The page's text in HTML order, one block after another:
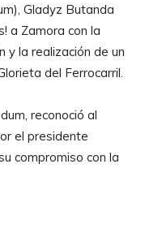
Gladyz Butanda
a Zamora con la
y la realización de un
del Ferrocarril.
reconoció al
el presidente
compromiso con la